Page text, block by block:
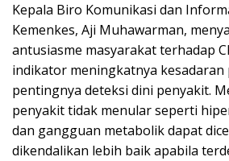
Kepala Biro Komunikasi dan
Kemenkes, Aji Muhawarman,
antusiasme masyarakat terhadap
indikator meningkatnya kesadaran
pentingnya deteksi dini penyakit.
penyakit tidak menular seperti
dan gangguan metabolik dapat
dikendalikan lebih baik apabila